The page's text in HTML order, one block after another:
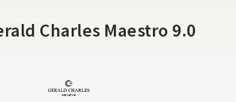
Charles Maestro 9.0